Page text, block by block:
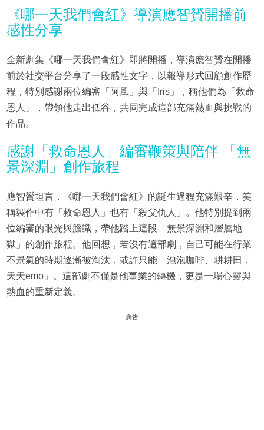
《哪一天我們會紅》導演應智贇開播前
感性分享
全新劇集《哪一天我們會紅》即將開播，導演應智贇在開播
前於社交平台分享了一段感性文字，以報導形式回顧創作歷
程，特別感謝兩位編審「阿風」與「Iris」，稱他們為「救命
恩人」，帶領他走出低谷，共同完成這部充滿熱血與挑戰的
作品。
感謝「救命恩人」編審鞭策與陪伴 「無
景深淵」創作旅程
應智贇坦言，《哪一天我們會紅》的誕生過程充滿艱辛，笑
稱製作中有「救命恩人」也有「殺父仇人」。他特別提到兩
位編審的眼光與膽識，帶他踏上這段「無景深淵和層層地
獄」的創作旅程。他回想，若沒有這部劇，自己可能在行業
不景氣的時期逐漸被淘汰，或許只能「泡泡咖啡、耕耕田，
天天emo」。這部劇不僅是他事業的轉機，更是一場心靈與
熱血的重新定義。
廣告